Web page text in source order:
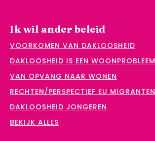
Ik wil ander beleid
VOORKOMEN VAN DAKLOOSHEID
DAKLOOSHEID IS EEN WOONPROBLEEM
VAN OPVANG NAAR WONEN
RECHTEN/PERSPECTIEF EU MIGRANTEN
DAKLOOSHEID JONGEREN
BEKIJK ALLES